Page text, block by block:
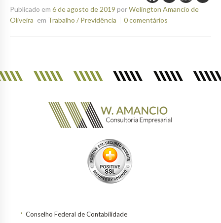
Publicado em 6 de agosto de 2019 porWelington Amancio de
Oliveira em Trabalho / Previdência 0 comentários
Conselho Federal de Contabilidade